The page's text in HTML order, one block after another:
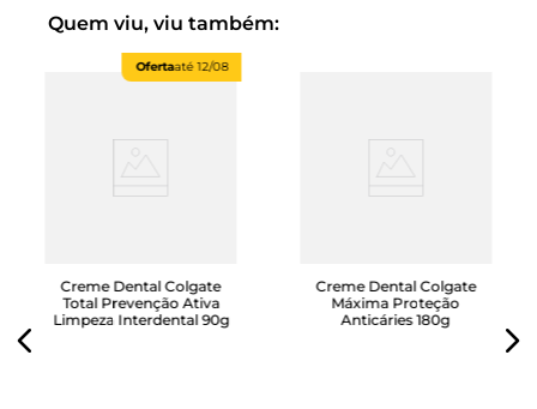
Quem viu, viu também:
Ofertaaté12/08
Creme Dental Colgate
Total Prevenção Ativa
Limpeza Interdental 90g
Creme Dental Colgate
Máxima Proteção
Anticáries 180g